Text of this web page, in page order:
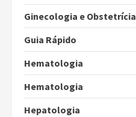
Ginecologia e Obstetrícia
Guia Rápido
Hematologia
Hematologia
Hepatologia